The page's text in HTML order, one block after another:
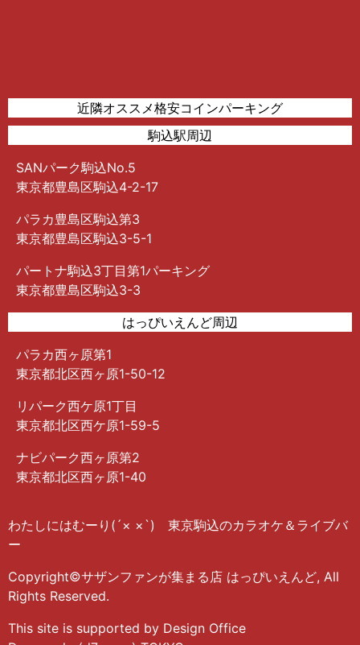
近隣オススメ格安コインパーキング
駒込駅周辺
SANパーク駒込No.5
東京都豊島区駒込4-2-17
パラカ豊島区駒込第3
東京都豊島区駒込3-5-1
パートナ駒込3丁目第1パーキング
東京都豊島区駒込3-3
はっぴいえんど周辺
パラカ西ヶ原第1
東京都北区西ヶ原1-50-12
リパーク西ケ原1丁目
東京都北区西ケ原1-59-5
ナビパーク西ヶ原第2
東京都北区西ヶ原1-40
わたしにはむーり(´× ×`) 東京駒込のカラオケ＆ライブバ
ー
Copyright©サザンファンが集まる店 はっぴいえんど, All
Rights Reserved.
This site is supported by Design Office